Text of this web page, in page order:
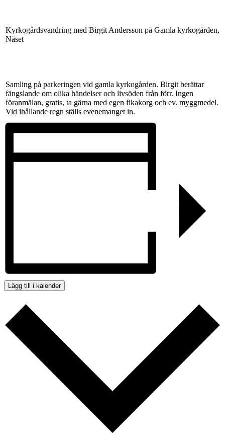
Kyrkogårdsvandring med Birgit Andersson på Gamla kyrkogården,
Näset
Samling på parkeringen vid gamla kyrkogården. Birgit berättar
fängslande om olika händelser och livsöden från förr. Ingen
föranmälan, gratis, ta gärna med egen fikakorg och ev. myggmedel.
Vid ihållande regn ställs evenemanget in.
Lägg till i kalender